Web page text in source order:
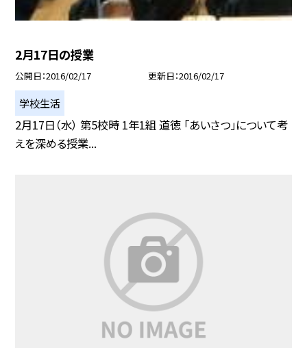
2月17日の授業
公開日 2016/02/17 更新日 2016/02/17
学校生活
2月17日（水） 第5校時 1年1組 道徳 「あいさつ」について考
えを深める授業...